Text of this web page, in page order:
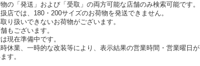
の「発送」および「受取」の両方可能な店舗のみ検索可能です。
では、180・200サイズのお荷物を発送できません。
扱いできないお荷物がございます。
ございます。
在準備中です。
休業、一時的な改装等により、表示結果の営業時間・営業曜日が
す。